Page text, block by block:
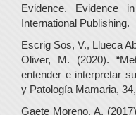
Evidence. Evidence
International Publishing.
Escrig Sos, V., Llueca
Oliver, M. (2020).
entender e interpretar
y Patología Mamaria,
Gaete Moreno, A.